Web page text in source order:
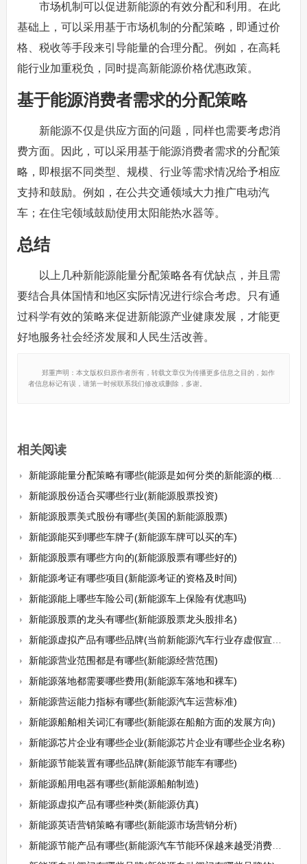
市场机制可以促进新能源的有效分配和利用。在此
基础上，可以采用基于市场机制的分配策略，即通过价
格、税收等手段来引导能量的合理分配。例如，在高耗
能行业加重税负，同时提高新能源价格优惠政策。
基于能源消费者需求的分配策略
新能源不仅是供应方面的问题，同样也需要考虑消
费方面。因此，可以采用基于能源消费者需求的分配策
略，即根据不同类型、规模、行业等需求情况给予相应
支持和鼓励。例如，在公共交通领域大力推广电动汽
车；在住宅领域鼓励使用太阳能热水器等。
总结
以上几种新能源能量分配策略各有优缺点，并且需
要结合具体国情和地区实际情况进行综合考虑。只有通
过科学有效的策略来促进新能源产业健康发展，才能更
好地服务社会经济发展和人民生活改善。
郑重声明：本文版权归原作者所有，转载文章仅为传播更多信息之目的，如作
者信息标记有误，请第一时候联系我们修改或删除，多谢。
相关阅读
新能源能量分配策略有哪些(能源是如何分类的新能源的概念是什么)
新能源股份适合买哪些行业(新能源股票投资)
新能源股票美式股份有哪些(美国的新能源股票)
新能源能买到哪些车牌子(新能源车牌可以买的车)
新能源股票有哪些方向的(新能源股票有哪些好的)
新能源考证有哪些项目(新能源考证的资格及时间)
新能源能上哪些车险公司(新能源车上保险有优惠吗)
新能源股票的龙头有哪些(新能源股票龙头股排名)
新能源虚拟产品有哪些品牌(当前新能源汽车行业存虚假宣传”虚火过旺”隐忧)
新能源营业范围都是有哪些(新能源经营范围)
新能源落地都需要哪些费用(新能源车落地和裸车)
新能源营运能力指标有哪些(新能源汽车运营标准)
新能源船舶相关词汇有哪些(新能源在船舶方面的发展方向)
新能源芯片企业有哪些企业(新能源芯片企业有哪些企业名称)
新能源节能装置有哪些品牌(新能源节能车有哪些)
新能源船用电器有哪些(新能源船舶制造)
新能源虚拟产品有哪些种类(新能源仿真)
新能源英语营销策略有哪些(新能源市场营销分析)
新能源节能产品有哪些(新能源汽车节能环保越来越受消费者喜爱)